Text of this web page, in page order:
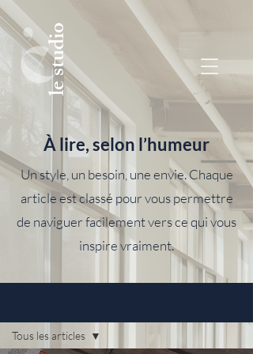
le studio
À lire, selon l’humeur
Un style, un besoin, une envie. Chaque
article est classé pour vous permettre
de naviguer facilement vers ce qui vous
inspire vraiment.
Tous les articles